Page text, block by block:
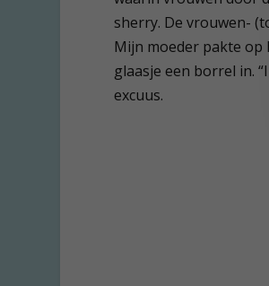
sherry. De vrouwen-
Mijn moeder pakte op
glaasje een borrel in.
excuus.